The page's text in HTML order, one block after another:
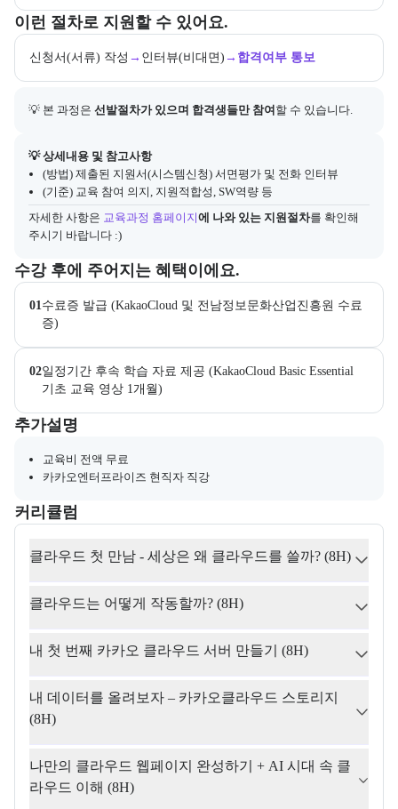
이런 절차로 지원할 수 있어요.
교육과정 지원 절차와 참여 조건, 상세 참고사항을 안내한다.
신청서(서류) 작성 → 인터뷰(비대면) → 합격여부 통보
💡 본 과정은 선발절차가 있으며 합격생들만 참여 할 수 있습니다.
💡 상세내용 및 참고사항
아래에는 지원 절차의 상세 설명 및 참고 링크가 포함된다.
(방법) 제출된 지원서(시스템신청) 서면평가 및 전화 인터뷰
(기준) 교육 참여 의지, 지원적합성, SW역량 등
자세한 사항은 교육과정 홈페이지에 나와 있는 지원절차를 확인해
주시기 바랍니다 :)
수강 후에 주어지는 혜택이에요.
교육과정 수강 시 제공되는 혜택 목록을 안내한다.
01수료증 발급 (KakaoCloud 및 전남정보문화산업진흥원 수료
증)
02일정기간 후속 학습 자료 제공 (KakaoCloud Basic Essential
기초 교육 영상 1개월)
추가설명
부트캠프와 관련된 추가 안내 및 참고 사항을 제공한다.
교육비 전액 무료
카카오엔터프라이즈 현직자 직강
커리큘럼
교육과정의 커리큘럼 정보를 안내한다.
커리큘럼
클라우드 첫 만남 - 세상은 왜 클라우드를 쓸까? (8H)
클라우드는 어떻게 작동할까? (8H)
내 첫 번째 카카오 클라우드 서버 만들기 (8H)
내 데이터를 올려보자 – 카카오클라우드 스토리지
(8H)
나만의 클라우드 웹페이지 완성하기 + AI 시대 속 클
라우드 이해 (8H)